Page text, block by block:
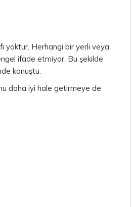
yoktur. Herhangi bir yerli veya
ifade etmiyor. Bu şekilde
konuştu.
daha iyi hale getirmeye de